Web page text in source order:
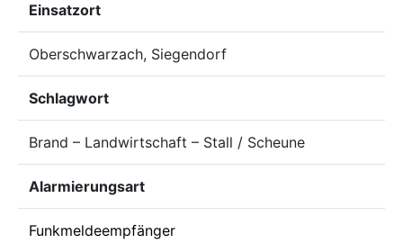
Einsatzort
Oberschwarzach, Siegendorf
Schlagwort
Brand – Landwirtschaft – Stall / Scheune
Alarmierungsart
Funkmeldeempfänger